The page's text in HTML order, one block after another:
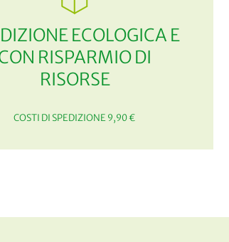
ECOLOGICA E
RISPARMIO DI
RISORSE
COSTI DI SPEDIZIONE 9,90 €